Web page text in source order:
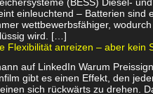
einleuchtend – Batterien sind
wettbewerbsfähiger,
wird. […]
Flexibilität anreizen – aber kein
auf LinkedIn Warum
gibt es einen Effekt, den
sich rückwärts zu drehen.